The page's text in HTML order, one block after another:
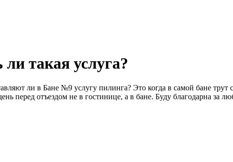
такая услуга?
ли в Бане №9 услугу пилинга? Это когда в самой бане
перед отъездом не в гостинице, а в бане. Буду благодарна за